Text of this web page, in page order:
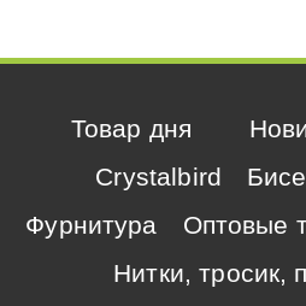
Товар дня
Crystalbird
Фурнитура
Оптовые
Нитки, тросик,